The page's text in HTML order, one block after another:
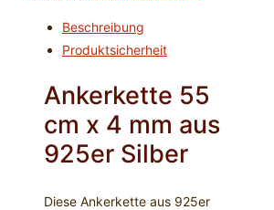
Silber
Menge
Beschreibung
Produktsicherheit
Ankerkette 55
cm x 4 mm aus
925er Silber
Diese Ankerkette aus 925er